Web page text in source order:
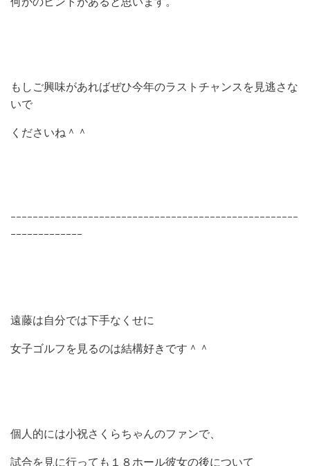
もしご興味があればぜひ今年のラストチャンスを見逃さな
いで
くださいね＾＾
ｰｰｰｰｰｰｰｰｰｰｰｰｰｰｰｰｰｰｰｰｰｰｰｰｰｰｰｰｰｰｰｰｰｰｰｰｰｰｰｰｰｰｰｰｰｰｰｰｰｰｰｰ
ｰｰｰｰｰｰｰｰｰｰｰｰｰ
遠藤は自分では下手なくせに
女子ゴルフを見るのは結構好きです＾＾
個人的には小祝さくらちゃんのファンで、
試合を見に行っても１８ホール彼女の後について